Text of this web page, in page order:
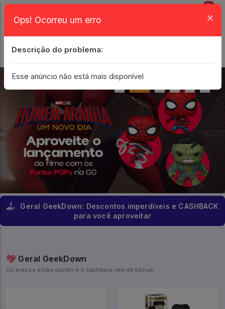
0
Geral GeekDown: Descontos imperdíveis e CASHBACK
para você aproveitar
💖 Geral GeekDown
Os preços estão caindo e o cashback vem de bônus!
Ops! Ocorreu um erro ×
Descrição do problema:
Esse anúncio não está mais disponível